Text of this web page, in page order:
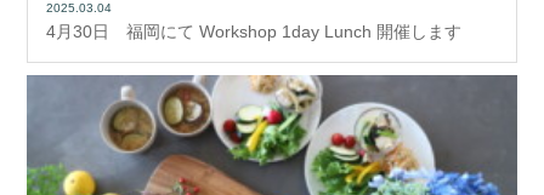
2025.03.04
4月30日 福岡にて Workshop 1day Lunch 開催します